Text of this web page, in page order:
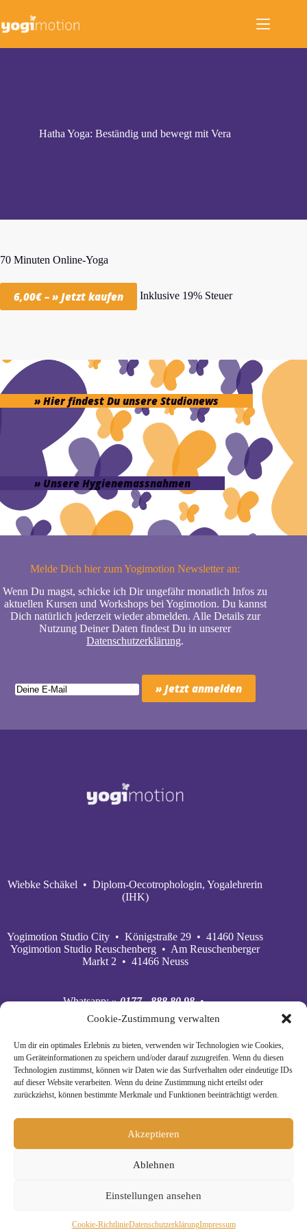
Cookie-Zustimmung verwalten
Um dir ein optimales Erlebnis zu bieten, verwenden wir Technologien wie Cookies,
um Geräteinformationen zu speichern und/oder darauf zuzugreifen. Wenn du diesen
Technologien zustimmst, können wir Daten wie das Surfverhalten oder eindeutige IDs
auf dieser Website verarbeiten. Wenn du deine Zustimmung nicht erteilst oder
zurückziehst, können bestimmte Merkmale und Funktionen beeinträchtigt werden.
Akzeptieren
Ablehnen
Einstellungen ansehen
Cookie-RichtlinieDaten­schutz­erklä­rungImpressum
springen
Hatha Yoga: Beständig und bewegt mit Vera
70 Minuten Online-Yoga
6,00€ – » Jetzt kaufen Inklusive 19% Steuer
» Hier findest Du unsere Studionews
» Unsere Hygienemassnahmen
Melde Dich hier zum Yogimotion Newsletter an:
Wenn Du magst, schicke ich Dir ungefähr monatlich Infos zu
aktuellen Kursen und Workshops bei Yogimotion. Du kannst
Dich natürlich jederzeit wieder abmelden. Alle Details zur
Nutzung Deiner Daten findest Du in unserer
Datenschutzerklärung.
Wiebke Schäkel • Diplom-Oecotrophologin, Yogalehrerin
(IHK)
Yogimotion Studio City • Königstraße 29 • 41460 Neuss
Yogimotion Studio Reuschenberg • Am Reuschenberger
Markt 2 • 41466 Neuss
Whatsapp:» 0177 - 888 80 98•
Mobil:
» 0177 - 888 80 98
E‑Mail:» wiebke@yogimotion.de•
Youtube:» yogimotion• XING:» Wiebke Schäkel
© Copyright 2024 Yogimotion •» Impressum•